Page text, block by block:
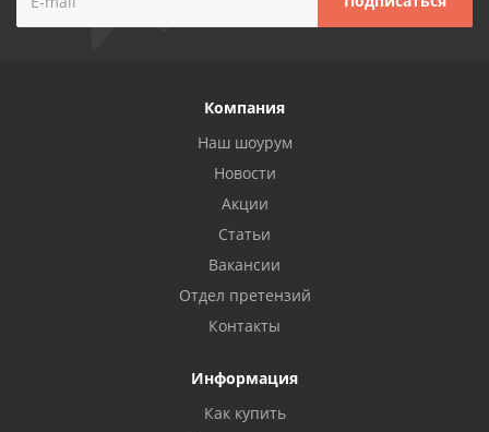
Компания
Наш шоурум
Новости
Акции
Статьи
Вакансии
Отдел претензий
Контакты
Информация
Как купить